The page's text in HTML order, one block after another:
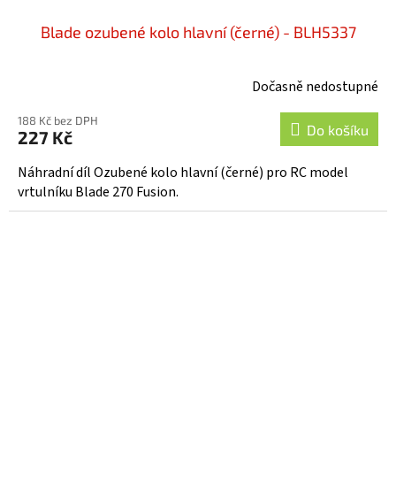
Blade ozubené kolo hlavní (černé) - BLH5337
Dočasně nedostupné
188 Kč bez DPH
227 Kč Do košíku
Náhradní díl Ozubené kolo hlavní (černé) pro RC model
vrtulníku Blade 270 Fusion.